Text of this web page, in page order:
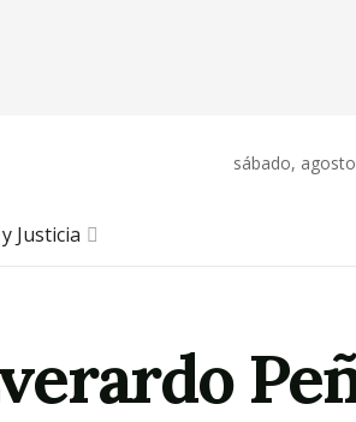
sábado,
Justicia